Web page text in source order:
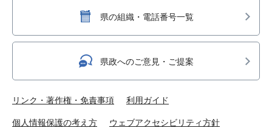
県の組織・電話番号一覧
県政へのご意見・ご提案
リンク・著作権・免責事項 利用ガイド
個人情報保護の考え方 ウェブアクセシビリティ方針